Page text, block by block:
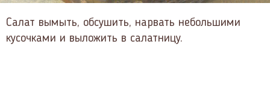
Салат вымыть, обсушить, нарвать небольшими
кусочками и выложить в салатницу.